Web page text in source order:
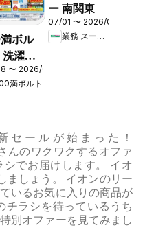
ボル
洗濯機
ンペー
〜 2026/08/16
満ボルト
ー 南関東
07/01 〜 2026/08/31
業務 スーパー
セールが始まった！
んのワクワクするオファ
でお届けします。 イオ
ましょう。 イオンのリー
いるお気に入りの商品が
チラシを待っているうち
別オファーを見てみまし